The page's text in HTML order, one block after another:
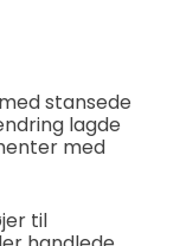
stansede
lagde
med
til